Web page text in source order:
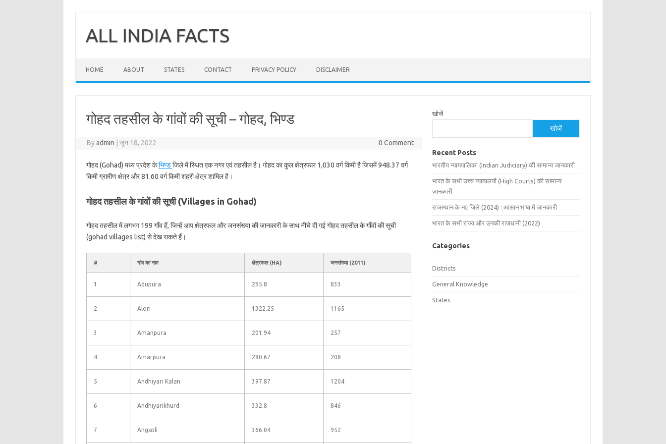
contentALL INDIA FACTS
HOME ABOUT STATES CONTACT PRIVACY POLICY DISCLAIMER
गोहद तहसील के गांवों की सूची – गोहद, भिण्ड
Byadmin जून 18, 2022 0 Comment
गोहद (Gohad) मध्य प्रदेश केभिण्डजिले में स्थित एक नगर एवं तहसील है। गोहद का कुल क्षेत्रफल 1,030 वर्ग किमी है जिसमें 948.37 वर्ग
किमी ग्रामीण क्षेत्र और 81.60 वर्ग किमी शहरी क्षेत्र शामिल है।
गोहद तहसील के गांवों की सूची (Villages in Gohad)
गोहद तहसील में लगभग 199 गाँव हैं, जिन्हें आप क्षेत्रफल और जनसंख्या की जानकारी के साथ नीचे दी गई गोहद तहसील के गाँवों की सूची
(gohad villages list) से देख सकते हैं।
# गांव का नाम क्षेत्रफल (HA) जनसंख्या (2011)
1 Adupura 235.8 833
2 Alori 1322.25 1165
3 Amanpura 201.94 257
4 Amarpura 280.67 208
5 Andhiyari Kalan 397.87 1204
6 Andhiyarikhurd 332.8 846
7 Angsoli 366.04 952
खोजें
खोजें
Recent Posts
भारतीय न्यायपालिका (Indian Judiciary) की सामान्य जानकारी
भारत के सभी उच्च न्यायालयों (High Courts) की सामान्य
जानकारी
राजस्थान के नए जिले (2024) : आसान भाषा में जानकारी
भारत के सभी राज्य और उनकी राजधानी (2022)
Categories
Districts
General Knowledge
States